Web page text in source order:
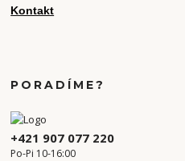
Kontakt
PORADÍME?
+421 907 077 220
Po-Pi 10-16:00